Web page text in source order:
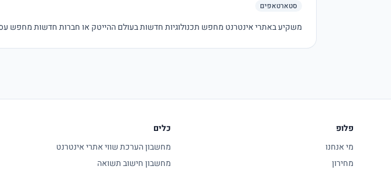
סטארטאפים
משקיע באתרי אינטרנט מחפש תכנולוגיות חדשות בעולם ההייטק או חברות חדשות מחפש עסק
פלופ
מי אנחנו
מחירון
כלים
מחשבון הערכת שווי אתרי אינטרנט
מחשבון חישוב תשואה